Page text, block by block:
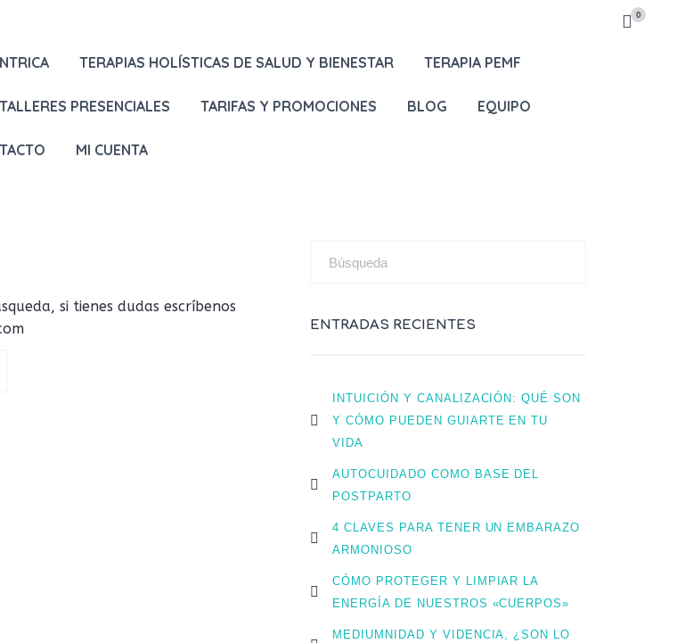
0
TERAPIAS HOLÍSTICAS DE SALUD Y BIENESTAR TERAPIA PEMF
TALLERES PRESENCIALES TARIFAS Y PROMOCIONES BLOG EQUIPO
MI CUENTA
si tienes dudas escríbenos
ENTRADAS RECIENTES
INTUICIÓN Y CANALIZACIÓN: QUÉ SON
Y CÓMO PUEDEN GUIARTE EN TU
VIDA
AUTOCUIDADO COMO BASE DEL
POSTPARTO
4 CLAVES PARA TENER UN EMBARAZO
ARMONIOSO
CÓMO PROTEGER Y LIMPIAR LA
ENERGÍA DE NUESTROS «CUERPOS»
MEDIUMNIDAD Y VIDENCIA, ¿SON LO